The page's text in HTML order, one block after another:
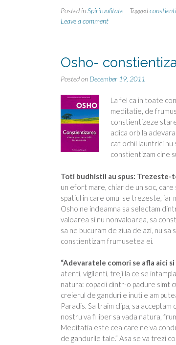
o
viata
Posted inSpiritualitate Tagged
Leave a comment
Osho-
Posted on December 19, 2011
La fel ca in toate
meditatie, de
constientizeze
adica orb la
cat ochii launtrici nu
constientizam cine
Toti budhistii au spus: Trezeste-
un efort mare, chiar de un soc,
spatiul in care omul se trezeste, iar
Osho ne indeamna sa selectam
valoarea si nu nonvaloarea, sa
sa ne bucuram de ziua de azi, nu
constientizam frumusetea ei.
“Adevaratele comori se afla aici si
atenti, vigilenti, treji la ce se
natura: copacii dintr-o padure simt
creierul de gandurile inutile am
Paradis. Sa traim clipa, sa
nostru va fi liber sa vada natura,
Meditatia este cea care ne va
de gandurile tale.” Asa se va trezi